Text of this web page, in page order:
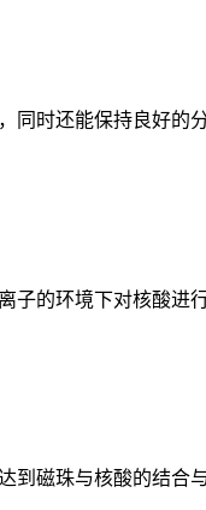
时还能保持良好的
的环境下对核酸进
磁珠与核酸的结合